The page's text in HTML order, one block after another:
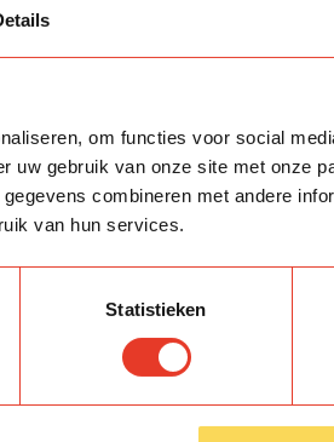
om functies voor social
uw gebruik van onze site met onze
combineren met andere
van hun services.
Statistieken
Bereken of betaal jouw
Betaal